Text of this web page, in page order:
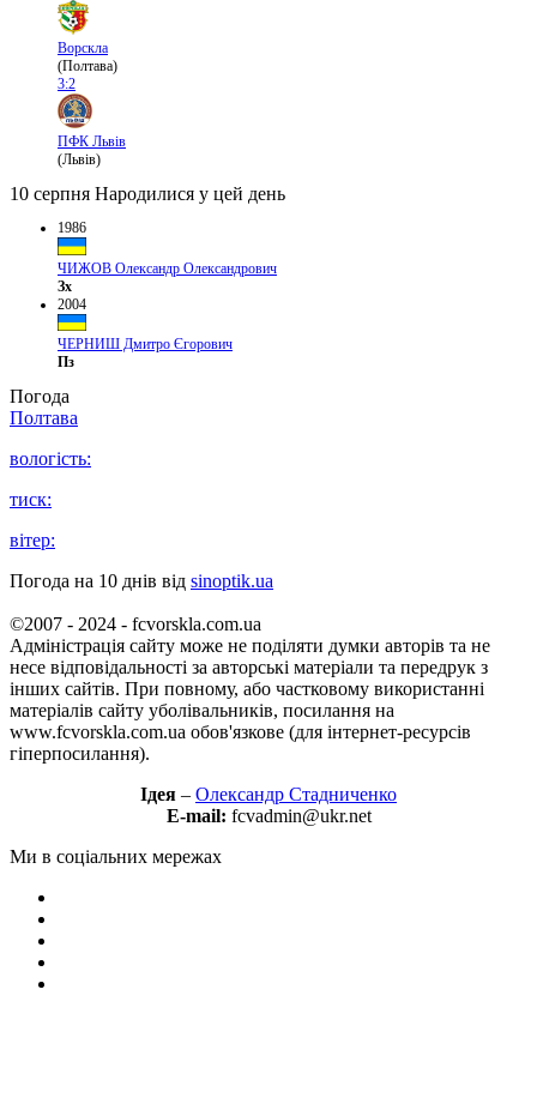
Ворскла
(Полтава)
3:2
ПФК Львів
(Львів)
10 серпня Народилися у цей день
1986
ЧИЖОВ Олександр Олександрович
Зх
2004
ЧЕРНИШ Дмитро Єгорович
Пз
Погода
Полтава
вологість:
тиск:
вітер:
Погода на 10 днів від sinoptik.ua
©2007 - 2024 - fcvorskla.com.ua
Адміністрація сайту може не поділяти думки авторів та не
несе відповідальності за авторські матеріали та передрук з
інших сайтів. При повному, або частковому використанні
матеріалів сайту уболівальників, посилання на
www.fcvorskla.com.ua обов'язкове (для інтернет-ресурсів
гіперпосилання).
Ідея – Олександр Стадниченко
E-mail: fcvadmin@ukr.net
Ми в соціальних мережах